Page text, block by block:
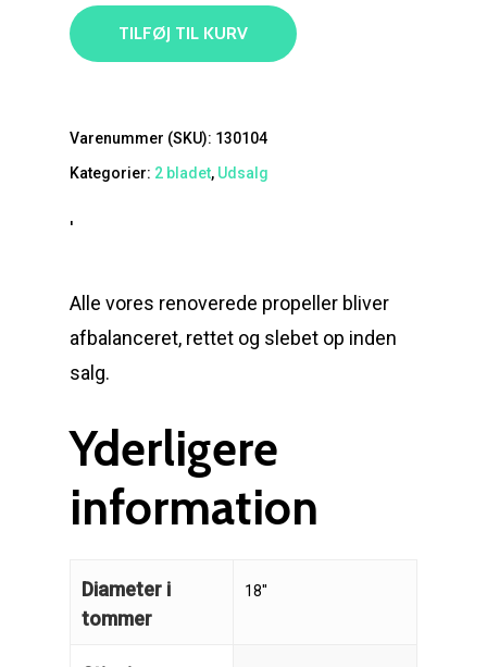
TILFØJ TIL KURV
Varenummer (SKU): 130104
Kategorier: 2 bladet, Udsalg
'
Alle vores renoverede propeller bliver
afbalanceret, rettet og slebet op inden
salg.
Yderligere
information
Diameter i
tommer
18''